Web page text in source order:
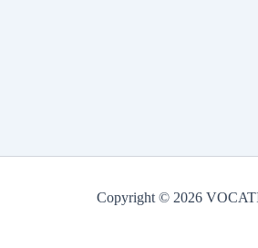
Copyright © 2026